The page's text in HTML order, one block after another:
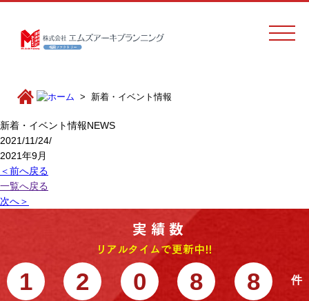
新着・イベント情報
新着・イベント情報NEWS
2021/11/24/
2021年9月
＜前へ戻る
一覧へ戻る
次へ＞
1 2 0 8 8